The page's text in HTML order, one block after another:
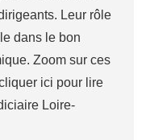
Leur rôle
dans le bon
Zoom sur ces
ici pour lire
Loire-